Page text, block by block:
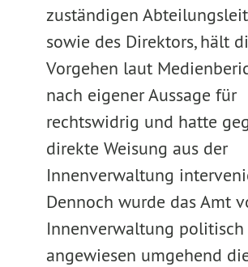
zuständigen
sowie des Direktors, hält
Vorgehen laut
nach eigener Aussage für
rechtswidrig und hatte
direkte Weisung aus der
Innenverwaltung
Dennoch wurde das Amt
Innenverwaltung politisch
angewiesen umgehend